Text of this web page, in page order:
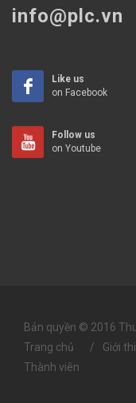
info@plc.vn
Like us
on Facebook
Follow us
on Youtube
Bản quyền © 2016
Trang chủ
Giới
Thành viên